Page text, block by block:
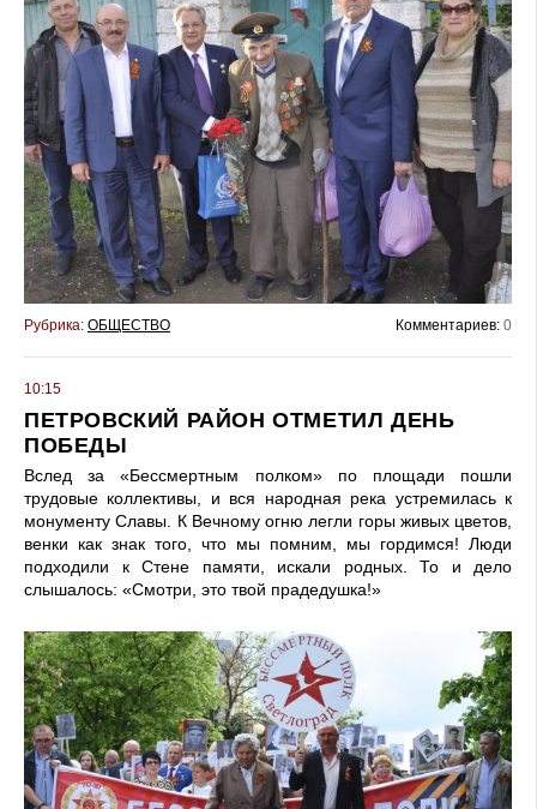
Рубрика: ОБЩЕСТВО Комментариев: 0
10:15
ПЕТРОВСКИЙ РАЙОН ОТМЕТИЛ ДЕНЬ
ПОБЕДЫ
Вслед за «Бессмертным полком» по площади пошли
трудовые коллективы, и вся народная река устремилась к
монументу Славы. К Вечному огню легли горы живых цветов,
венки как знак того, что мы помним, мы гордимся! Люди
подходили к Стене памяти, искали родных. То и дело
слышалось: «Смотри, это твой прадедушка!»